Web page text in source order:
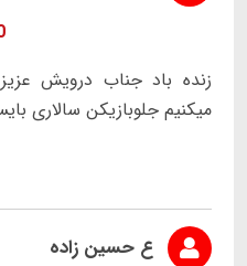
زنده باد جناب درویش
میکنیم جلوبازیکن سالاری
ع حسین زاده